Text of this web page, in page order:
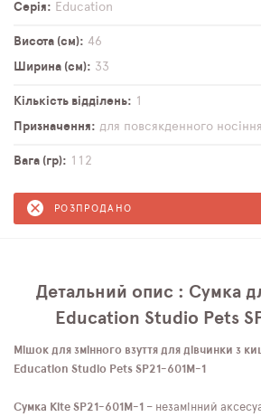
Серія
Education
Висота (см)
46
Ширина (см)
33
Кількість відділень
1
Призначення
для повсякденного носіння
Вага (гр) 112
РОЗПРОДАНО
Детальний опис : Сумка
Education Studio Pets
Мішок для змінного взуття для дівчинки з
Education Studio Pets SP21-601M-1
Сумка Kite SP21-601M-1 – незамінний